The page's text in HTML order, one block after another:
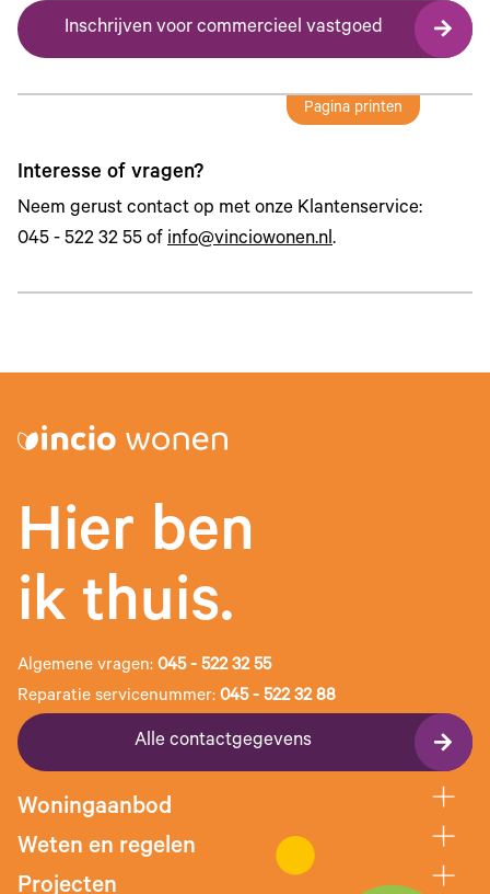
Inschrijven voor commercieel vastgoed
Pagina printen
Interesse of vragen?
Neem gerust contact op met onze Klantenservice:
045 - 522 32 55 of info@vinciowonen.nl.
Hier ben
ik thuis.
Algemene vragen: 045 - 522 32 55
Reparatie servicenummer: 045 - 522 32 88
Alle contactgegevens
Woningaanbod
Weten en regelen
Projecten